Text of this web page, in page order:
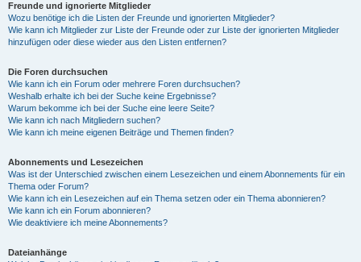
Freunde und ignorierte Mitglieder
Wozu benötige ich die Listen der Freunde und ignorierten Mitglieder?
Wie kann ich Mitglieder zur Liste der Freunde oder zur Liste der ignorierten Mitglieder
hinzufügen oder diese wieder aus den Listen entfernen?
Die Foren durchsuchen
Wie kann ich ein Forum oder mehrere Foren durchsuchen?
Weshalb erhalte ich bei der Suche keine Ergebnisse?
Warum bekomme ich bei der Suche eine leere Seite?
Wie kann ich nach Mitgliedern suchen?
Wie kann ich meine eigenen Beiträge und Themen finden?
Abonnements und Lesezeichen
Was ist der Unterschied zwischen einem Lesezeichen und einem Abonnements für ein
Thema oder Forum?
Wie kann ich ein Lesezeichen auf ein Thema setzen oder ein Thema abonnieren?
Wie kann ich ein Forum abonnieren?
Wie deaktiviere ich meine Abonnements?
Dateianhänge